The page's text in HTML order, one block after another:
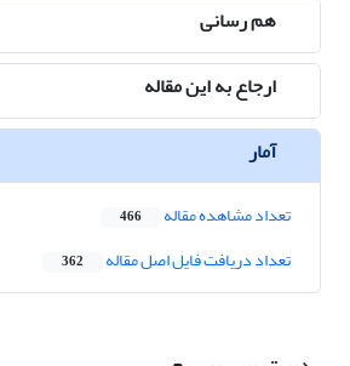
هم رسانی
ارجاع به این مقاله
آمار
تعداد مشاهده مقاله 466
تعداد دریافت فایل اصل مقاله 362